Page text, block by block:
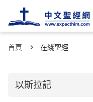
首頁 在綫聖經
以斯拉記
舊約聖經
創世記